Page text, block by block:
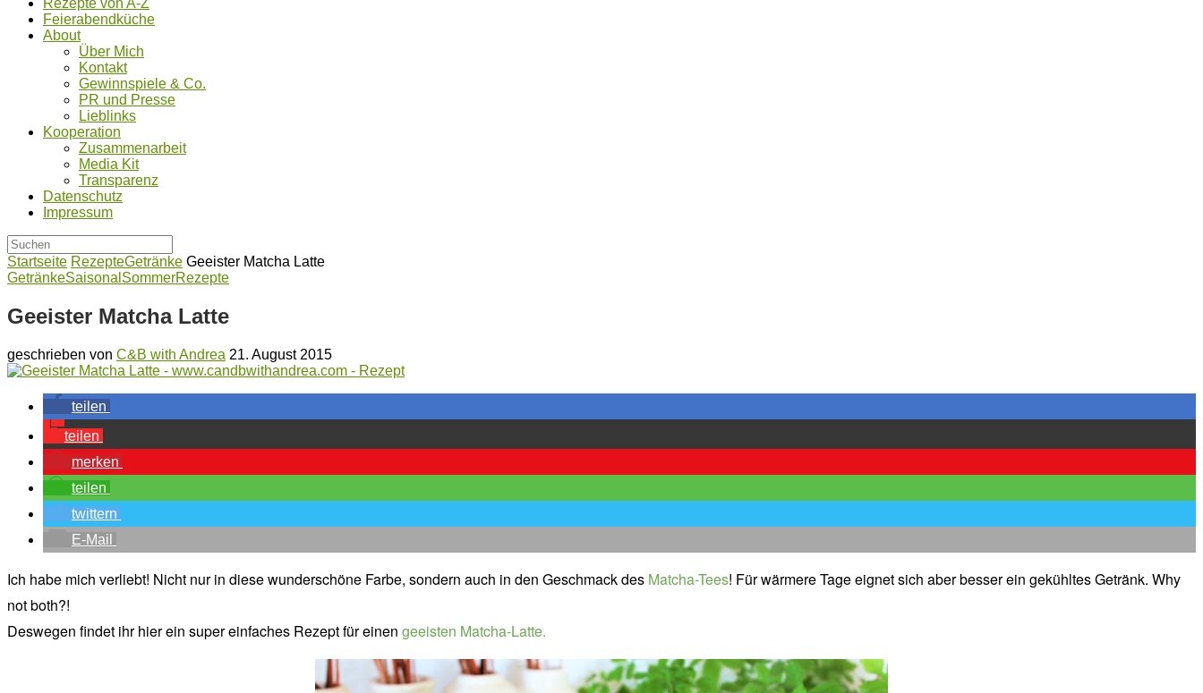
Rezepte von A-Z
Feierabendküche
About
Über Mich
Kontakt
Gewinnspiele & Co.
PR und Presse
Lieblinks
Kooperation
Zusammenarbeit
Media Kit
Transparenz
Datenschutz
Impressum
Startseite RezepteGetränke Geeister Matcha Latte
GetränkeSaisonal SommerRezepte
Geeister Matcha Latte
geschrieben von C&B with Andrea 21. August 2015
teilen
teilen
merken
teilen
twittern
E-Mail
Ich habe mich verliebt! Nicht nur in diese wunderschöne Farbe, sondern auch in den Geschmack des Matcha-Tees! Für wärmere Tage eignet sich aber besser ein gekühltes Getränk. Why
not both?!
Deswegen findet ihr hier ein super einfaches Rezept für einen geeisten Matcha-Latte.